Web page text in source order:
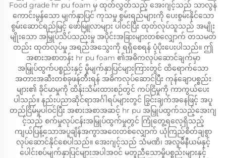
Food grade hr pu foam မှ ထုတ်လွှတ်သည့် အေးဂျင့်သည် သာလွန်
ကောင်းမွန်သော မျက်နှာပြင် ကုသမှု စွမ်းရည်များကို ပေးစွမ်းနိုင်သော
စွမ်းဆောင်ရည်မြင့် ဖော်မြူလာများ ပါ၀င်ပြီး ထုတ်လုပ်သူသည် အမျိုး
မျိုးသော အမြှုပ်သိပ်သည်းမှု အပိုင်းအခြားများတစ်လျှောက် တသမတ်
တည်း ထုတ်လုပ်မှု အရည်အသွေးကို ရရှိစေရန် ပံ့ပိုးပေးပါသည်။ ဤ
အစားအစာတန်း hr pu foam ၏အဓိကလုပ်ဆောင်ချက်မှာ
အမြှုပ်ထွက်ပစ္စည်းနှင့် မှိုမျက်နှာပြင်များကြားတွင် ထိရောက်သော
အတားအဆီးတစ်ခုဖန်တီးရန် အဓိကလုပ်ဆောင်ပြီး ကုန်ချောပစ္စည်း
များ၏ ခိုင်မာမှုကို ထိန်းသိမ်းထားစဉ်တွင် ကပ်ငြိမှုကို ကာကွယ်ပေး
ပါသည်။ နည်းပညာဆိုင်ရာအင်္ဂါရပ်များတွင် ခြွင်းချက်အနေဖြင့် အပူ
တည်ငြိမ်မှုပါဝင်ပြီး အစားအစာအဆင့် hr pu အမြှုပ်ထွက်သည့်အေးဂျ
င့်သည် စက်မှုလုပ်ငန်းအမြှုပ်ထွက်မှုတွင် ကြုံတွေ့ရလေ့ရှိသည့်
ကျယ်ပြန့်သောအပူချိန်အကွာအဝေးတစ်လျှောက် ယုံကြည်စိတ်ချစွာ
လုပ်ဆောင်နိုင်စေပါသည်။ အေးဂျင့်သည် သံမဏိ၊ အလူမီနီယမ်နှင့်
ပေါင်းစပ်မျက်နှာပြင်များအပါအဝင် မတူညီသောမှိုပစ္စည်းများနှင့်